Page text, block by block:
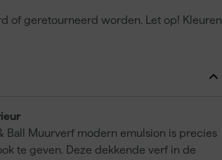
of geretourneerd worden. Let op! Kleuren
Ball Muurverf modern emulsion is precies
te geven. Deze dekkende verf in de